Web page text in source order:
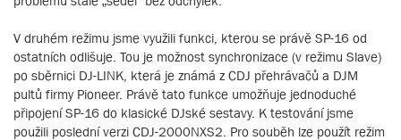
V druhém režimu jsme využili funkci, kterou se právě SP-16 od
ostatních odlišuje. Tou je možnost synchronizace (v režimu Slave)
po sběrnici DJ-LINK, která je známá z CDJ přehrávačů a DJM
pultů firmy Pioneer. Právě tato funkce umožňuje jednoduché
připojení SP-16 do klasické DJské sestavy. K testování jsme
použili poslední verzi CDJ-2000NXS2. Pro souběh lze použít režim